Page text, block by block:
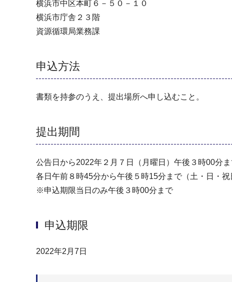
横浜市中区本町６－５０－１０
横浜市庁舎２３階
資源循環局業務課
申込方法
書類を持参のうえ、提出場所へ申し込むこと。
提出期間
公告日から2022年２月７日（月曜日）午後３時00分
各日午前８時45分から午後５時15分まで（⼟・⽇・祝
※申込期限当日のみ午後３時00分まで
申込期限
2022年2月7日